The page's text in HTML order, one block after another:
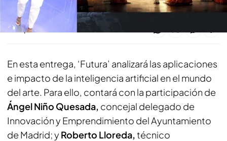
Compartir
En esta entrega, ‘Futura’ analizará las aplicaciones
e impacto de la inteligencia artificial en el mundo
del arte. Para ello, contará con la participación de
Ángel Niño Quesada, concejal delegado de
Innovación y Emprendimiento del Ayuntamiento
de Madrid; y Roberto Lloreda,técnico